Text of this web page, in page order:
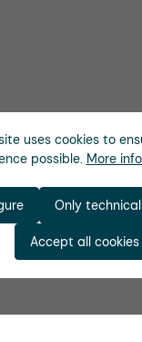
uses cookies to
possible. More
Only
Accept all cookies